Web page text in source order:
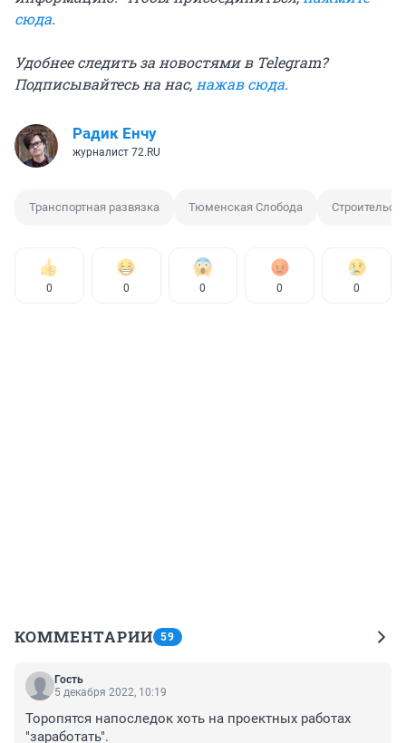
сюда.
Удобнее следить за новостями в Telegram?
Подписывайтесь на нас,нажав сюда.
Радик Енчу
журналист 72.RU
Транспортная развязка Тюменская Слобода
0 0 0 0 0
КОММЕНТАРИИ 59
Гость
5 декабря 2022, 10:19
Торопятся напоследок хоть на проектных работах
"заработать".